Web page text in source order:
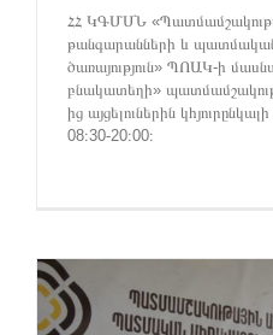
ՀՀ ԿԳՄՍՆ
թանգարանների և
ծառայություն» ՊՈԱԿ-ի
բնակատեղի»
ից այցելուներին
08։30-20։00։